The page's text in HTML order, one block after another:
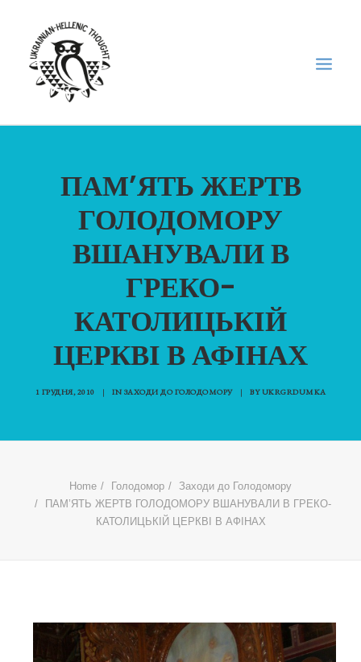
НЕДІЛЬНА ШКОЛА
ГОЛОДОМОР
ФОРУМ УКРАЇНСЬКОЇ ДІАСПОРИ В ГРЕЦІЇ
“ВІСНИК”/”ΑΓΓΕΛΙΑΦΌΡΟΣ”
SEARCH
ПАМ’ЯТЬ ЖЕРТВ
ГОЛОДОМОРУ
ВШАНУВАЛИ В
ГРЕКО-
КАТОЛИЦЬКІЙ
ЦЕРКВІ В АФІНАХ
1 ГРУДНЯ, 2010 | IN ЗАХОДИ ДО ГОЛОДОМОРУ | BYUKRGRDUMKA
Home Голодомор
Заходи до Голодомору
ПАМ’ЯТЬ ЖЕРТВ ГОЛОДОМОРУ ВШАНУВАЛИ В ГРЕКО-
КАТОЛИЦЬКІЙ ЦЕРКВІ В АФІНАХ